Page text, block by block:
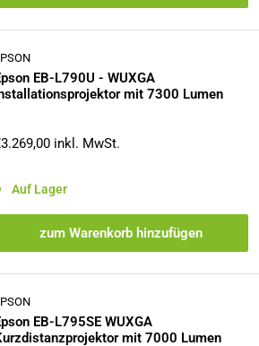
EB-L790U - WUXGA
mit 7300 Lumen
inkl. MwSt.
Auf Lager
zum Warenkorb hinzufügen
EB-L795SE WUXGA
mit 7000 Lumen